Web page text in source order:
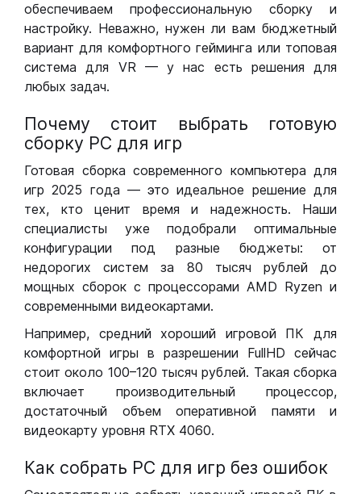
обеспечиваем профессиональную сборку и
настройку. Неважно, нужен ли вам бюджетный
вариант для комфортного гейминга или топовая
система для VR — у нас есть решения для
любых задач.
Почему стоит выбрать готовую
сборку РС для игр
Готовая сборка современного компьютера для
игр 2025 года — это идеальное решение для
тех, кто ценит время и надежность. Наши
специалисты уже подобрали оптимальные
конфигурации под разные бюджеты: от
недорогих систем за 80 тысяч рублей до
мощных сборок с процессорами AMD Ryzen и
современными видеокартами.
Например, средний хороший игровой ПК для
комфортной игры в разрешении FullHD сейчас
стоит около 100–120 тысяч рублей. Такая сборка
включает производительный процессор,
достаточный объем оперативной памяти и
видеокарту уровня RTX 4060.
Как собрать РС для игр без ошибок